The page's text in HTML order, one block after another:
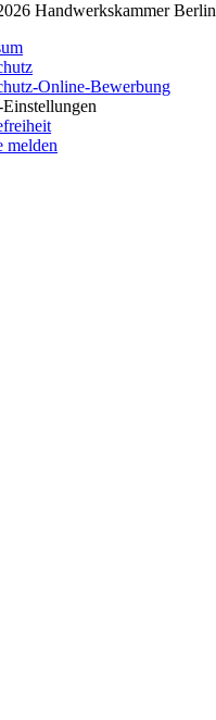
Handwerkskammer Berlin
Online-Bewerbung
melden